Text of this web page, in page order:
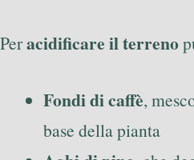
Peracidificare il terreno
Fondi di caffè,
base della pianta